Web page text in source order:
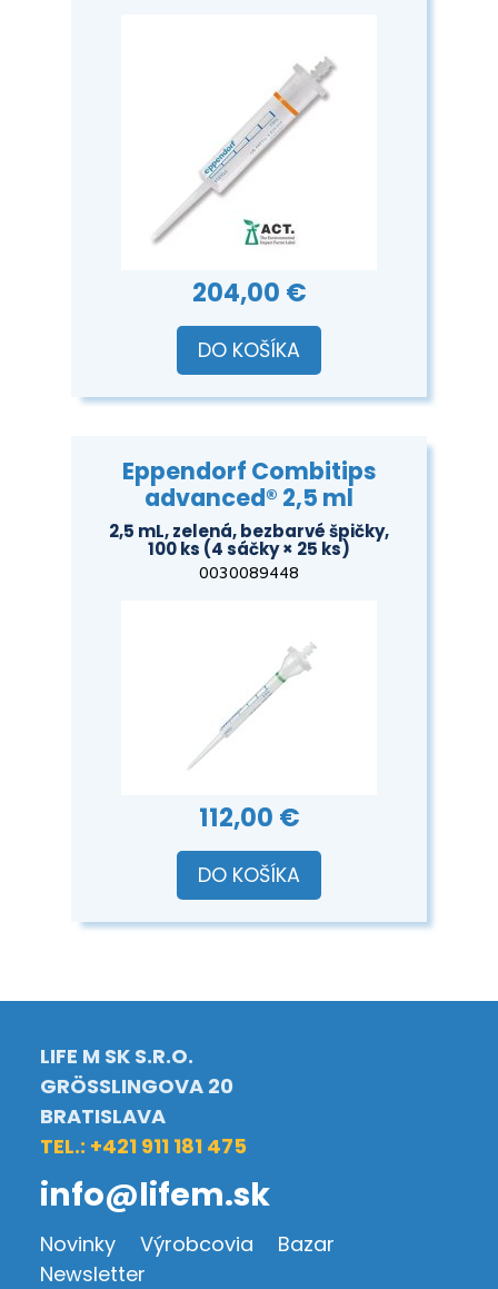
204,00 €
DO KOŠÍKA
Eppendorf Combitips
advanced® 2,5 ml
2,5 mL, zelená, bezbarvé špičky,
100 ks (4 sáčky × 25 ks)
0030089448
112,00 €
DO KOŠÍKA
LIFE M SK S.R.O.
GRÖSSLINGOVA 20
BRATISLAVA
TEL.: +421 911 181 475
info@lifem.sk
Novinky Výrobcovia
Bazar
Newsletter